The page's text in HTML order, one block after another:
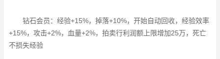
钻石会员：经验+15%，掉落+10%，开始自动回收，经验效率
+15%，攻击+2%，血量+2%，拍卖行利润额上限增加25万，死亡
不损失经验